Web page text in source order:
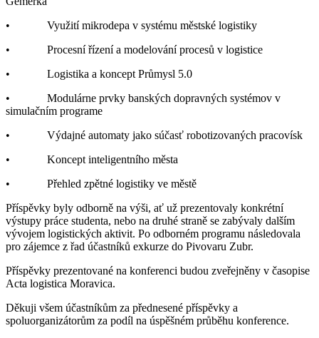
• Využití mikrodepa v systému městské logistiky
• Procesní řízení a modelování procesů v logistice
• Logistika a koncept Průmysl 5.0
• Modulárne prvky banských dopravných systémov v
simulačním programe
• Výdajné automaty jako súčasť robotizovaných pracovísk
• Koncept inteligentního města
• Přehled zpětné logistiky ve městě
Příspěvky byly odborně na výši, ať už prezentovaly konkrétní
výstupy práce studenta, nebo na druhé straně se zabývaly dalším
vývojem logistických aktivit. Po odborném programu následovala
pro zájemce z řad účastníků exkurze do Pivovaru Zubr.
Příspěvky prezentované na konferenci budou zveřejněny v časopise
Acta logistica Moravica.
Děkuji všem účastníkům za přednesené příspěvky a
spoluorganizátorům za podíl na úspěšném průběhu konference.